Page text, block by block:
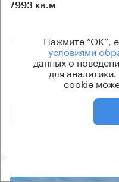
7993 кв.м
А
Кондиционирование
центральное
Нажмите “ОК”,
условиями
данных о
для
cookie